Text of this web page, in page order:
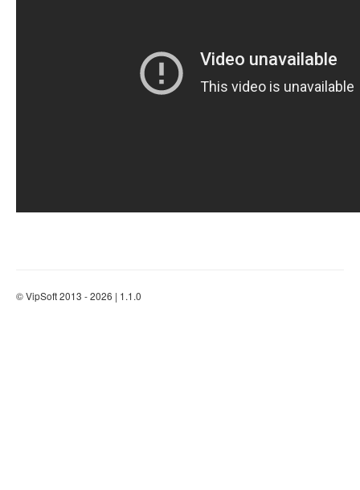
© VipSoft 2013 - 2026 | 1.1.0